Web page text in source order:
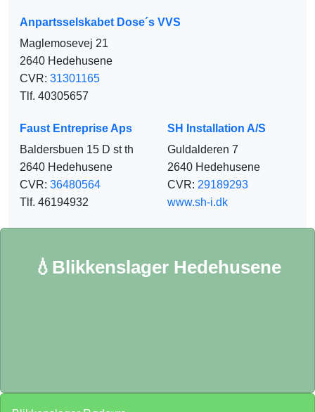
Anpartsselskabet Dose´s VVS
Maglemosevej 21
2640 Hedehusene
CVR: 31301165
Tlf. 40305657
Faust Entreprise Aps
Baldersbuen 15 D st th
2640 Hedehusene
CVR: 36480564
Tlf. 46194932
SH Installation A/S
Guldalderen 7
2640 Hedehusene
CVR: 29189293
www.sh-i.dk
💧Blikkenslager Hedehusene